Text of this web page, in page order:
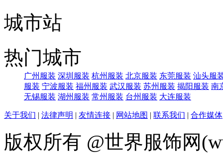
城市站
热门城市
广州服装 深圳服装 杭州服装 北京服装 东莞服装 汕头服
服装 宁波服装 福州服装 武汉服装 苏州服装 揭阳服装 南
无锡服装 湖州服装 常州服装 台州服装 大连服装
关于我们 | 法律声明 | 友情连接 | 网站地图 | 联系我们 | 合作媒体
版权所有 @世界服饰网